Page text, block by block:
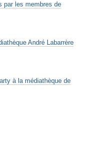
par les membres de
André Labarrère
à la médiathèque de